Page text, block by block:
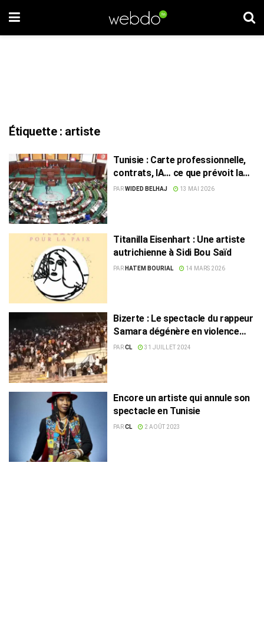
Étiquette : artiste
Tunisie : Carte professionnelle,
contrats, IA… ce que prévoit la
nouvelle loi sur les artistes
PARWIDED BELHAJ 13 MAI 2026
Titanilla Eisenhart : Une artiste
autrichienne à Sidi Bou Saïd
PAR HATEM BOURIAL 14 MARS 2026
Bizerte : Le spectacle du rappeur
Samara dégénère en violence
(Vidéo)
PARCL 31 JUILLET 2024
Encore un artiste qui annule son
spectacle en Tunisie
PARCL 2 AOÛT 2023